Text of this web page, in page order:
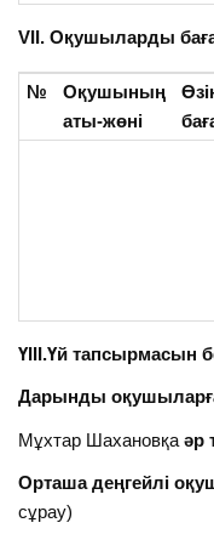
VII. Оқушыларды
№
Оқушының
аты-жөні
ҮІІІ.Үй тапсырмасын
Дарынды
Мұхтар Шахановқаәр
Орташа деңгейлі
сұрау)